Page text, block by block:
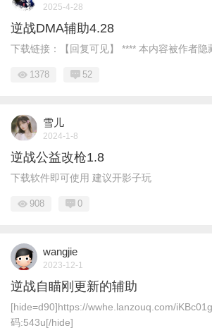
2025-4-28
逆战DMA辅助4.28
下载链接：【回复可见】 **** 本内容被作者隐
1378 52
雪儿
2024-1-8
逆战公益改枪1.8
下载软件即可使用 建议开影子玩
908 0
wangjie
2023-12-1
逆战自瞄刚更新的辅助
[hide=d90]https://wwhe.lanzouq.com/
码:543u[/hide]